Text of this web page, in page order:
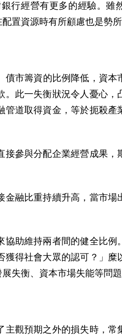
行經營有更多的經驗。雖
置資源時有所顧慮也是勢所
市籌資的比例降低，資本
。此一失衡狀況令人憂心，
管道取得資金，等於扼殺產
參與分配企業經營成果，
融比重持續升高，當市場
助維持兩者間的健全比例
獲得社會大眾的認可？」糜
失衡、資本市場失能等問題
觀預期之外的損失時，常